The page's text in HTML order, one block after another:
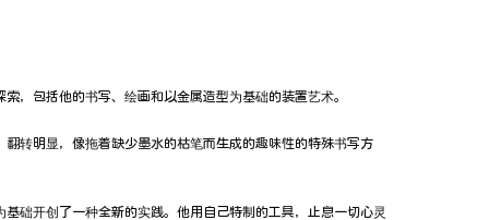
，包括他的书写、绘画和以金属造型为基础的装置艺术。
转明显，像拖着缺少墨水的枯笔而生成的趣味性的特殊书写方
础开创了一种全新的实践。他用自己特制的工具，止息一切心灵